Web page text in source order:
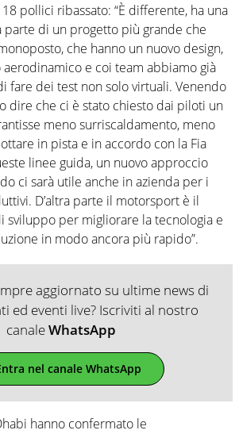
pollici ribassato: “È differente, ha una
parte di un progetto più grande che
che hanno un nuovo design,
e coi team abbiamo già
fare dei test non solo virtuali. Venendo
dire che ci è stato chiesto dai piloti un
meno surriscaldamento, meno
in pista e in accordo con la Fia
linee guida, un nuovo approccio
ci sarà utile anche in azienda per i
D’altra parte il motorsport è il
sviluppo per migliorare la tecnologia e
in modo ancora più rapido”.
aggiornato su ultime news di
ed eventi live? Iscriviti al nostro
canaleWhatsApp
nel canale WhatsApp
hanno confermato le